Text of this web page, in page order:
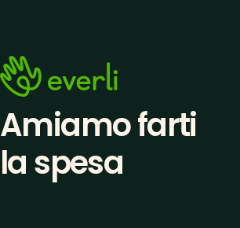
Amiamo farti
la spesa